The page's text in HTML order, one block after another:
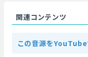
関連コンテンツ
この音源を